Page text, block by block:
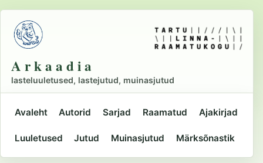
Liigu
põhisisu
juurde
A r k a a d i a
lasteluuletused, lastejutud, muinasjutud
Peamine
navigatsioon
Avaleht Autorid Sarjad Raamatud Ajakirjad
Luuletused Jutud Muinasjutud Märksõnastik